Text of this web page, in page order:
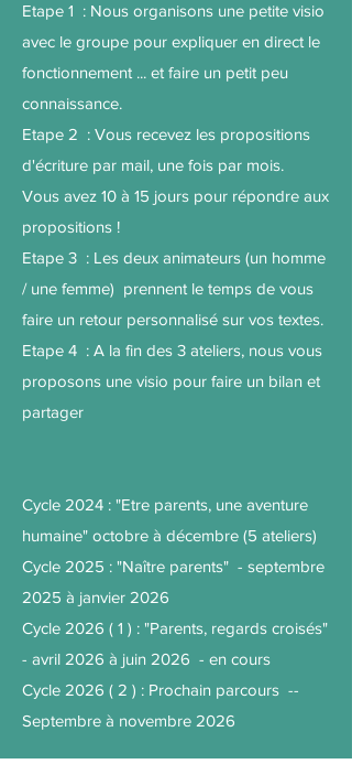
Etape 1 : Nous organisons une petite visio
avec le groupe pour expliquer en direct le
fonctionnement ... et faire un petit peu
connaissance.
Etape 2 : Vous recevez les propositions
d'écriture par mail, une fois par mois.
​Vous avez 10 à 15 jours pour répondre aux
propositions !
Etape 3 : Les deux animateurs (un homme
/ une femme) prennent le temps de vous
faire un retour personnalisé sur vos textes.
Etape 4 : A la fin des 3 ateliers, nous vous
proposons une visio pour faire un bilan et
partager
Cycle 2024 : "Etre parents, une aventure
humaine" octobre à décembre (5 ateliers)
Cycle 2025 : "Naître parents" - septembre
2025 à janvier 2026
Cycle 2026 ( 1 ) : "Parents, regards croisés"
- avril 2026 à juin 2026 - en cours
Cycle 2026 ( 2 ) : Prochain parcours --
Septembre à novembre 2026